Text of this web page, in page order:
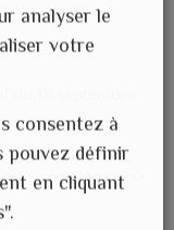
18 septembre –
analyser le
votre
consentez à
pouvez définir
en cliquant